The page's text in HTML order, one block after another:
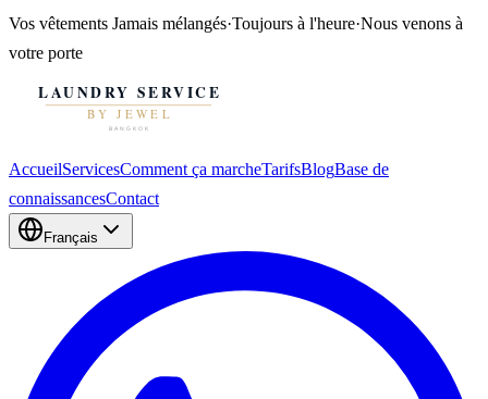
Vos vêtements Jamais mélangés·Toujours à l'heure·Nous venons à
votre porte
AccueilServicesComment ça marcheTarifsBlogBase de
connaissancesContact
Français